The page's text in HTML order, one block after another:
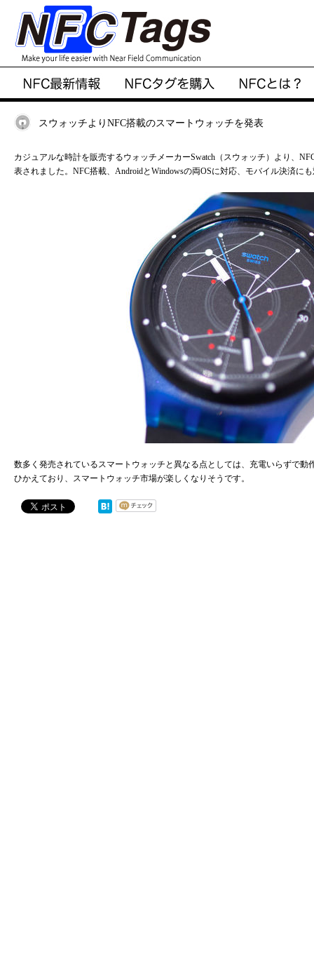
スウォッチよりNFC搭載のスマートウォッチを発表
カジュアルな時計を販売するウォッチメーカーSwatch（スウォッチ）より、
表されました。NFC搭載、AndroidとWindowsの両OSに対応、モバイル決済に
数多く発売されているスマートウォッチと異なる点としては、充電いらずで動
ひかえており、スマートウォッチ市場が楽しくなりそうです。